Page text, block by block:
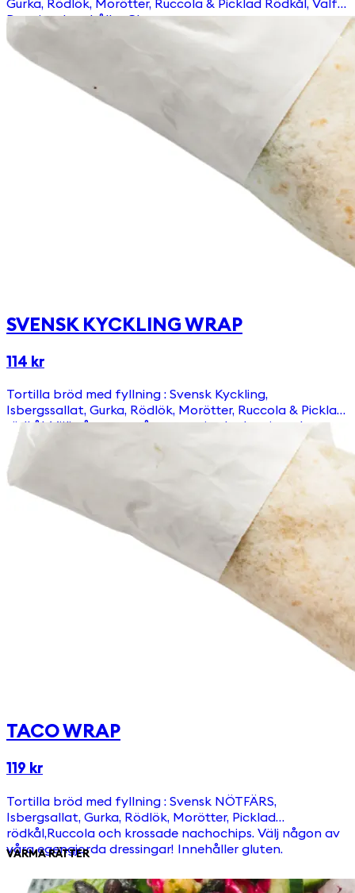
Gurka, Rödlök, Morötter, Ruccola & Picklad Rödkål, Valfri
Dressing. Innehåller Gluten.
SVENSK KYCKLING WRAP
114 kr
Tortilla bröd med fyllning : Svensk Kyckling,
Isbergssallat, Gurka, Rödlök, Morötter, Ruccola & Picklad
rödkål. Välj någon av våra egengjorda dressingar!
Innehåller Gluten.
TACO WRAP
119 kr
Tortilla bröd med fyllning : Svensk NÖTFÄRS,
Isbergsallat, Gurka, Rödlök, Morötter, Picklad
rödkål,Ruccola och krossade nachochips. Välj någon av
våra egengjorda dressingar! Innehåller gluten.
VARMA RÄTTER